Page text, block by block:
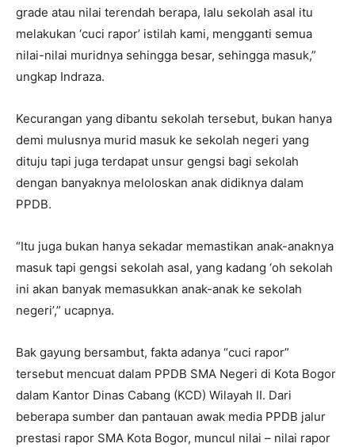
grade atau nilai terendah berapa, lalu sekolah asal itu
melakukan ‘cuci rapor’ istilah kami, mengganti semua
nilai-nilai muridnya sehingga besar, sehingga masuk,”
ungkap Indraza.
Kecurangan yang dibantu sekolah tersebut, bukan hanya
demi mulusnya murid masuk ke sekolah negeri yang
dituju tapi juga terdapat unsur gengsi bagi sekolah
dengan banyaknya meloloskan anak didiknya dalam
PPDB.
“Itu juga bukan hanya sekadar memastikan anak-anaknya
masuk tapi gengsi sekolah asal, yang kadang ‘oh sekolah
ini akan banyak memasukkan anak-anak ke sekolah
negeri’,” ucapnya.
Bak gayung bersambut, fakta adanya “cuci rapor”
tersebut mencuat dalam PPDB SMA Negeri di Kota Bogor
dalam Kantor Dinas Cabang (KCD) Wilayah II. Dari
beberapa sumber dan pantauan awak media PPDB jalur
prestasi rapor SMA Kota Bogor, muncul nilai – nilai rapor